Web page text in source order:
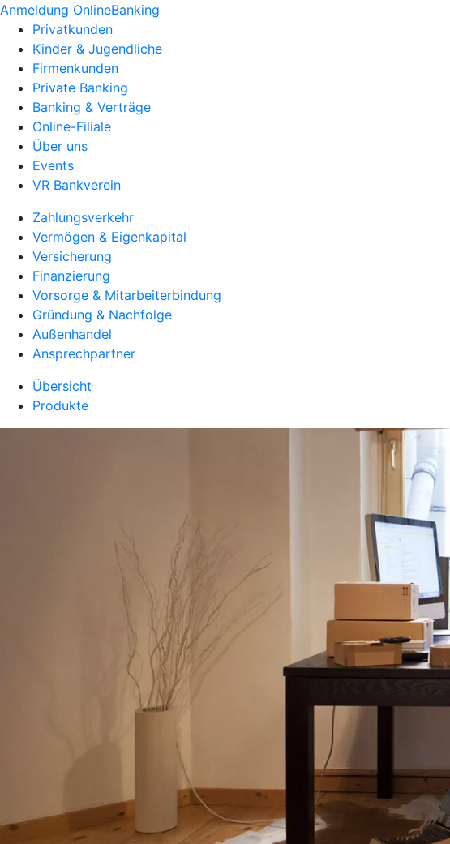
Anmeldung OnlineBanking
Privatkunden
Kinder & Jugendliche
Firmenkunden
Private Banking
Banking & Verträge
Online-Filiale
Über uns
Events
VR Bankverein
Zahlungsverkehr
Vermögen & Eigenkapital
Versicherung
Finanzierung
Vorsorge & Mitarbeiterbindung
Gründung & Nachfolge
Außenhandel
Ansprechpartner
Übersicht
Produkte